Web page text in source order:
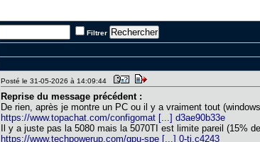
Filtrer
Posté le 31-05-2026 à 14:09:44
Reprise du message précédent :
De rien, après je montre un PC ou il y a vraiment tout
https://www.topachat.com/configomat [...] d3ae90b33e
Il y a juste pas la 5080 mais la 5070TI est limite pareil (15%
https://www.techpowerup.com/gpu-spe [...] 0-ti.c4243